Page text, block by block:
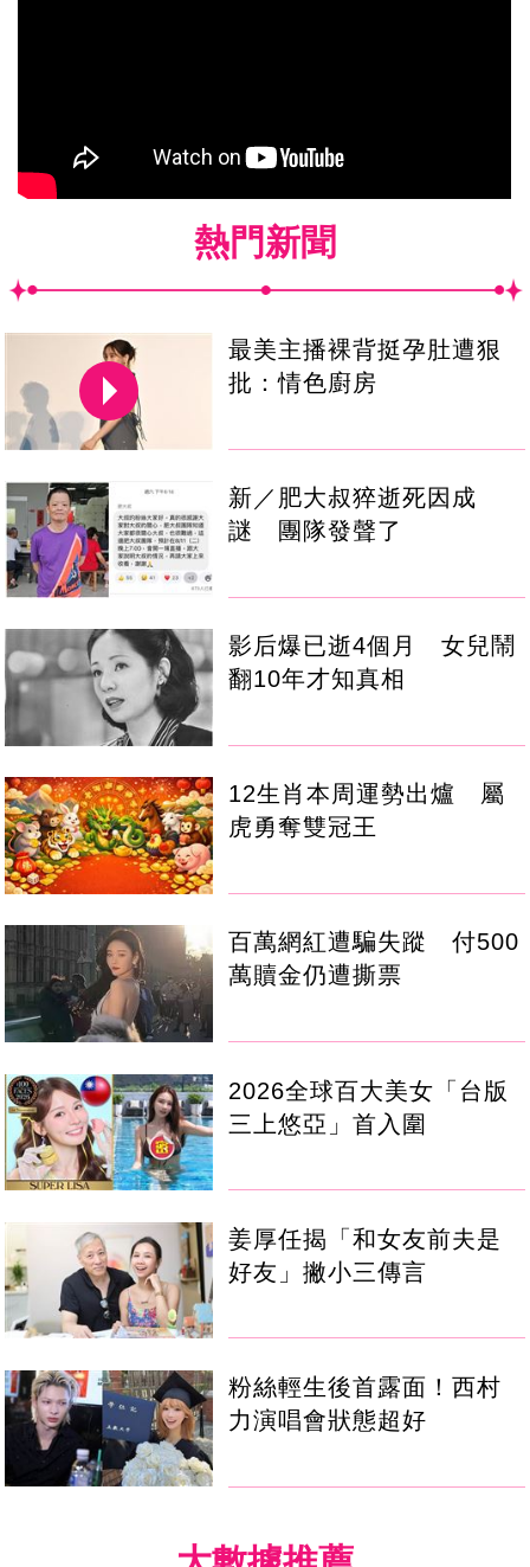
熱門新聞
最美主播裸背挺孕肚遭狠
批：情色廚房
新／肥大叔猝逝死因成
謎 團隊發聲了
影后爆已逝4個月 女兒鬧
翻10年才知真相
12生肖本周運勢出爐 屬
虎勇奪雙冠王
百萬網紅遭騙失蹤 付500
萬贖金仍遭撕票
2026全球百大美女「台版
三上悠亞」首入圍
姜厚任揭「和女友前夫是
好友」撇小三傳言
粉絲輕生後首露面！西村
力演唱會狀態超好